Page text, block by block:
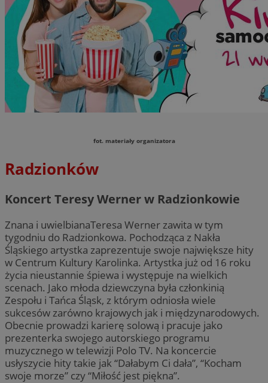
fot. materiały organizatora
Radzionków
Koncert Teresy Werner w Radzionkowie
Znana i uwielbianaTeresa Werner zawita w tym
tygodniu do Radzionkowa. Pochodząca z Nakła
Śląskiego artystka zaprezentuje swoje największe hity
w Centrum Kultury Karolinka. Artystka już od 16 roku
życia nieustannie śpiewa i występuje na wielkich
scenach. Jako młoda dziewczyna była członkinią
Zespołu i Tańca Śląsk, z którym odniosła wiele
sukcesów zarówno krajowych jak i międzynarodowych.
Obecnie prowadzi karierę solową i pracuje jako
prezenterka swojego autorskiego programu
muzycznego w telewizji Polo TV. Na koncercie
usłyszycie hity takie jak “Dałabym Ci dała”, “Kocham
swoje morze” czy “Miłość jest piękna”.